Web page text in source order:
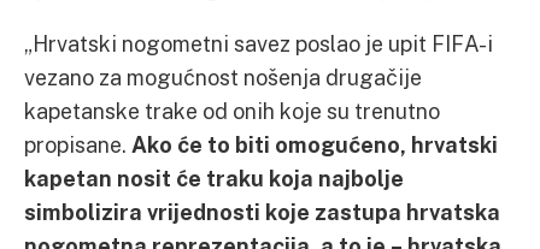
„Hrvatski nogometni savez poslao je upit FIFA-i
vezano za mogućnost nošenja drugačije
kapetanske trake od onih koje su trenutno
propisane. Ako će to biti omogućeno, hrvatski
kapetan nosit će traku koja najbolje
simbolizira vrijednosti koje zastupa hrvatska